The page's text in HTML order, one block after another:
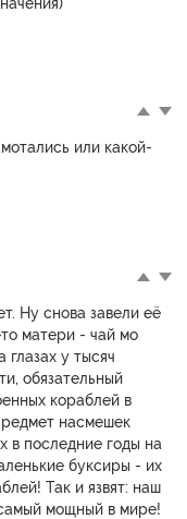
или какой-
Ну снова завели её
матери - чай мо
глазах у тысяч
обязательный
кораблей в
насмешек
в последние годы на
буксиры - их
Так и язвят: наш
мощный в мире!